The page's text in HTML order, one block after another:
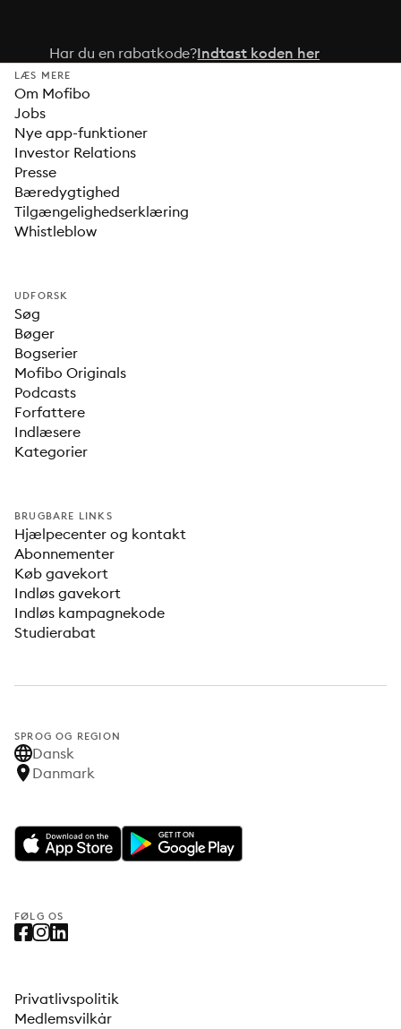
Har du en rabatkode?Indtast koden her
LÆS MERE
Om Mofibo
Jobs
Nye app-funktioner
Investor Relations
Presse
Bæredygtighed
Tilgængelighedserklæring
Whistleblow
UDFORSK
Søg
Bøger
Bogserier
Mofibo Originals
Podcasts
Forfattere
Indlæsere
Kategorier
BRUGBARE LINKS
Hjælpecenter og kontakt
Abonnementer
Køb gavekort
Indløs gavekort
Indløs kampagnekode
Studierabat
SPROG OG REGION
Dansk
Danmark
FØLG OS
Privatlivspolitik
Medlemsvilkår